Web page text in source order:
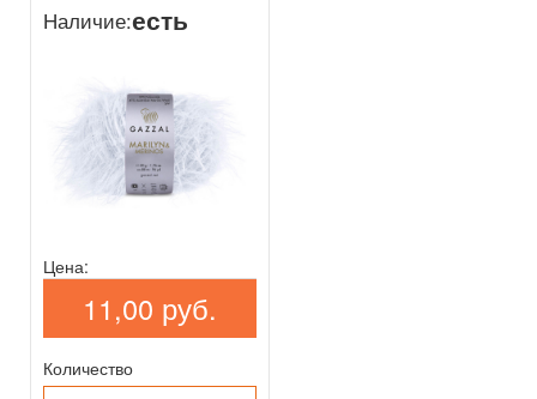
Наличие:есть
Цена:
11,00 руб.
Количество